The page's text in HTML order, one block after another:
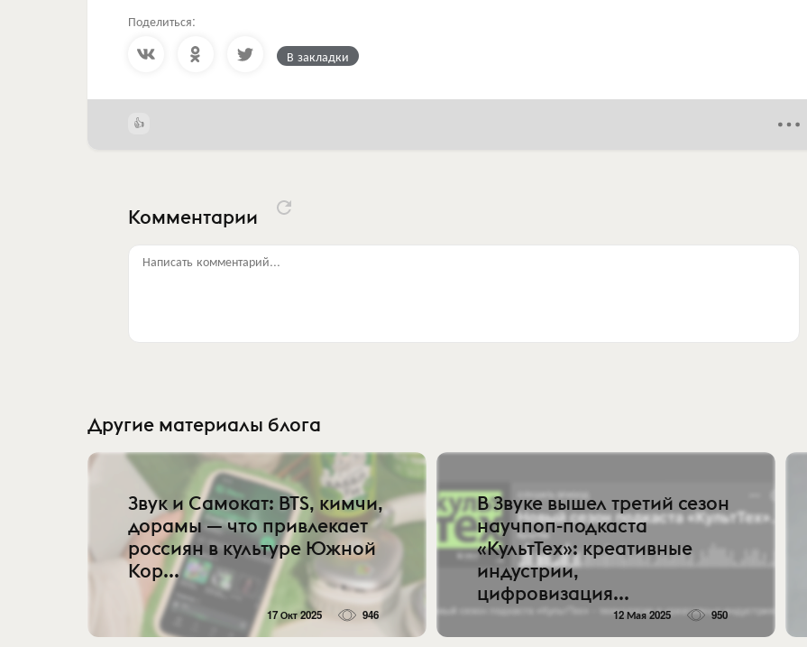
Поделиться:
В закладки
Комментарии
Написать комментарий...
Другие материалы блога
Звук и Самокат: BTS, кимчи,
дорамы — что привлекает
россиян в культуре Южной
Кор...
17 Окт 2025 946
В Звуке вышел третий сезон
научпоп-подкаста
«КультТех»: креативные
индустрии,
цифровизация...
12 Мая 2025 950